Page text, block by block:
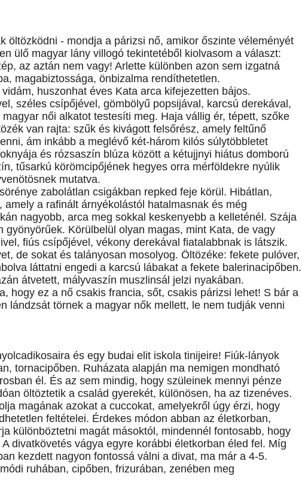
öltözködni - mondja a párizsi nő, amikor őszinte véleményét
ülő magyar lány villogó tekintetéből kiolvasom a választ:
az aztán nem vagy! Arlette különben azon sem izgatná
magabiztossága, önbizalma rendíthetetlen.
huszonhat éves Kata arca kifejezetten bájos.
széles csípőjével, gömbölyű popsijával, karcsú derekával,
női alkatot testesíti meg. Haja vállig ér, tépett, szőke
van rajta: szűk és kivágott felsőrész, amely feltűnő
ám inkább a meglévő két-három kilós súlytöbbletet
és rózsaszín blúza között a kétujjnyi hiátus domború
tűsarkú körömcipőjének hegyes orra mérföldekre nyúlik
mutatva.
zabolátlan csigákban repked feje körül. Hibátlan,
a rafinált árnyékolástól hatalmasnak és még
nagyobb, arca meg sokkal keskenyebb a kelleténél. Szája
gyönyörűek. Körülbelül olyan magas, mint Kata, de vagy
fiús csípőjével, vékony derekával fiatalabbnak is látszik.
de sokat és talányosan mosolyog. Öltözéke: fekete pulóver,
láttatni engedi a karcsú lábakat a fekete balerinacipőben.
átvetett, mályvaszín muszlinsál jelzi nyakában.
hogy ez a nő csakis francia, sőt, csakis párizsi lehet! S bár a
lándzsát törnek a magyar nők mellett, le nem tudják venni
és egy budai elit iskola tinijeire! Fiúk-lányok
tornacipőben. Ruházata alapján ma nemigen mondható
él. És az sem mindig, hogy szüleinek mennyi pénze
öltöztetik a család gyerekét, különösen, ha az tizenéves.
magának azokat a cuccokat, amelyekről úgy érzi, hogy
feltételei. Érdekes módon abban az életkorban,
különböztetni magát másoktól, mindennél fontosabb, hogy
divatkövetés vágya egyre korábbi életkorban éled fel. Míg
kezdett nagyon fontossá válni a divat, ma már a 4-5.
ruhában, cipőben, frizurában, zenében meg